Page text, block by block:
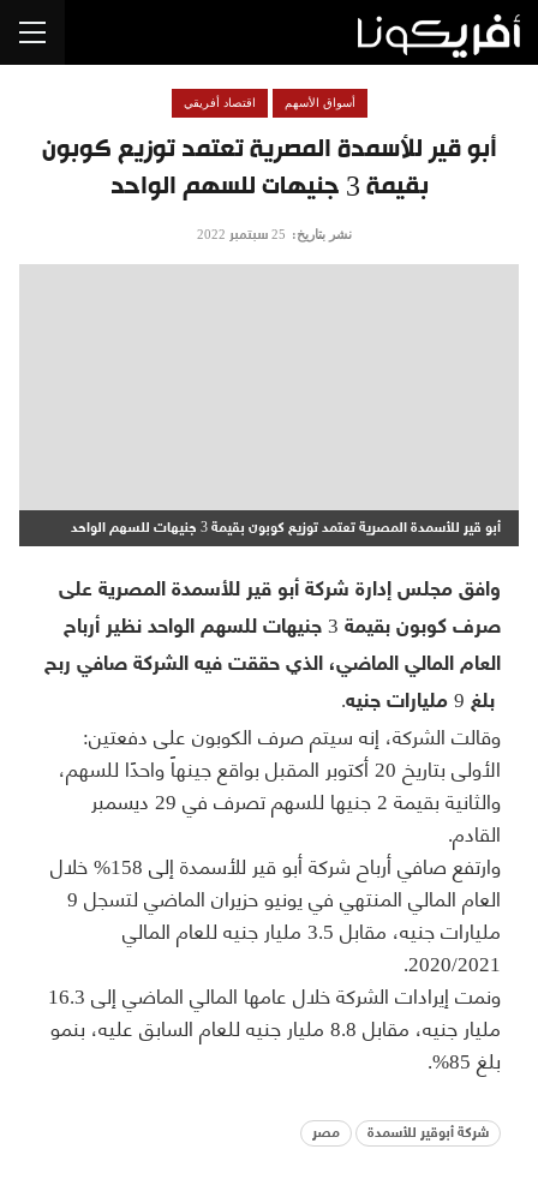
أبو قير للأسمدة المصرية تعتمد توزيع كوبون
بقيمة 3 جنيهات للسهم الواحد
أسواق الأسهم اقتصاد أفريقي
نشر بتاريخ: 25 سبتمبر 2022
أبو قير للأسمدة المصرية تعتمد توزيع كوبون بقيمة 3 جنيهات للسهم الواحد
وافق مجلس إدارة شركة أبو قير للأسمدة المصرية على
صرف كوبون بقيمة 3 جنيهات للسهم الواحد نظير أرباح
العام المالي الماضي، الذي حققت فيه الشركة صافي ربح
بلغ 9 مليارات جنيه.
وقالت الشركة، إنه سيتم صرف الكوبون على دفعتين:
الأولى بتاريخ 20 أكتوبر المقبل بواقع جينهاً واحدًا للسهم،
والثانية بقيمة 2 جنيها للسهم تصرف في 29 ديسمبر
القادم.
وارتفع صافي أرباح شركة أبو قير للأسمدة إلى 158% خلال
العام المالي المنتهي في يونيو حزيران الماضي لتسجل 9
مليارات جنيه، مقابل 3.5 مليار جنيه للعام المالي
2020/2021.
ونمت إيرادات الشركة خلال عامها المالي الماضي إلى 16.3
مليار جنيه، مقابل 8.8 مليار جنيه للعام السابق عليه، بنمو
بلغ 85%.
شركة أبوقير للأسمدة مصر